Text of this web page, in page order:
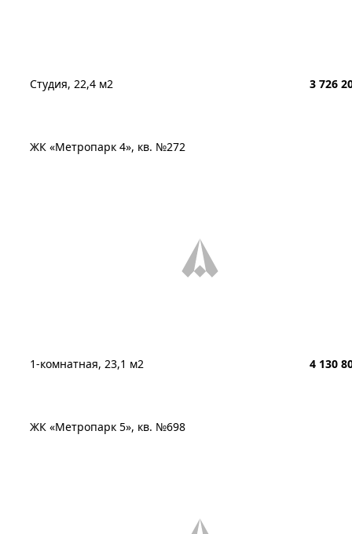
Студия, 22,4 м2 3 726
ЖК «Метропарк 4», кв. №272
1-комнатная, 23,1 м2 4 130
ЖК «Метропарк 5», кв. №698